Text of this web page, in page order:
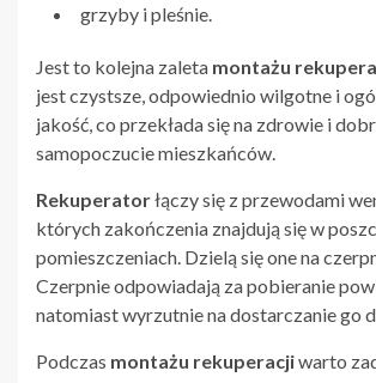
grzyby i pleśnie.
Jest to kolejna zaleta montażu
jest czystsze, odpowiednio wilgotne i
jakość, co przekłada się na zdrowie i
samopoczucie mieszkańców.
Rekuperatorłączy się z przewodami
których zakończenia znajdują się w
pomieszczeniach. Dzielą się one na
Czerpnie odpowiadają za pobieranie
natomiast wyrzutnie na dostarczanie go
Podczas montażu rekuperacjiwarto